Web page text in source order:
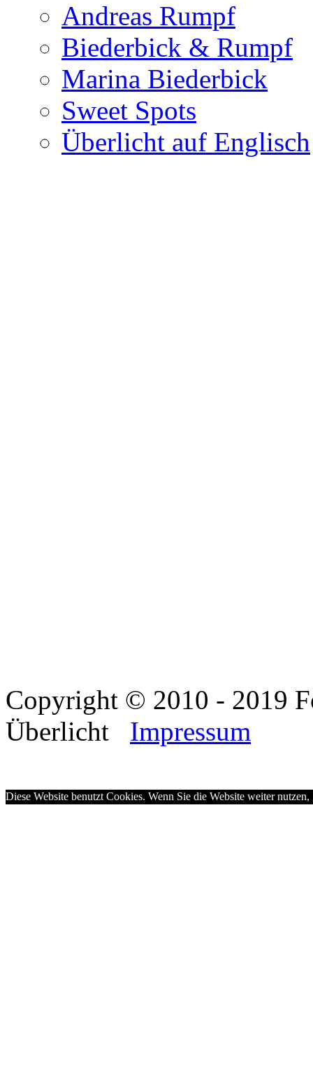
Andreas Rumpf
Biederbick & Rumpf
Marina Biederbick
Sweet Spots
Überlicht auf Englisch
Copyright © 2010 - 2019
Überlicht Impressum
Diese Website benutzt Cookies. Wenn Sie die Website weiter